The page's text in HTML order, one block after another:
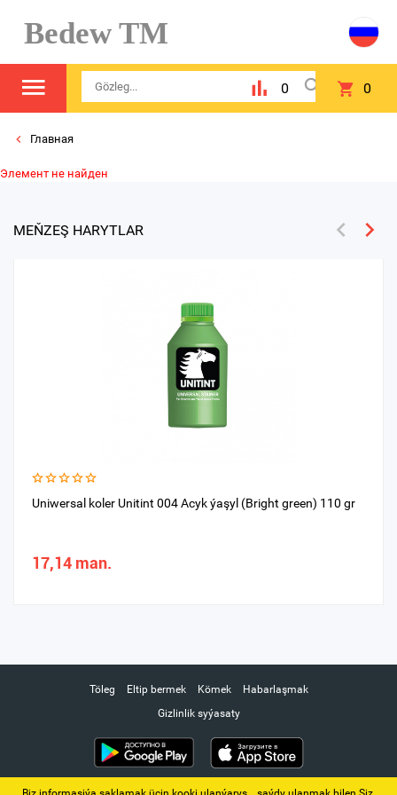
Bedew TM
0 0
Главная
Элемент не найден
MEŇZEŞ HARYTLAR
Uniwersal koler Unitint 004 Acyk ýaşyl (Bright green) 110 gr
17,14 man.
Töleg Eltip bermek Kömek
Habarlaşmak
Gizlinlik syýasaty